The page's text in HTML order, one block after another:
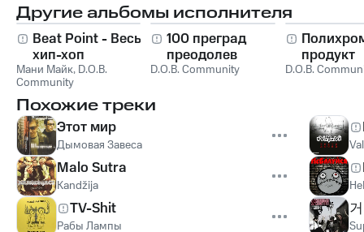
Другие альбомы исполнителя
Beat Point - Весь
хип-хоп
Мани Майк, D.O.B.
Community
100 преград
преодолев
D.O.B. Community
продукт
D.O.B.
Похожие треки
Этот мир
Дымовая Завеса
Malo Sutra
Kandžija
TV-Shit
Рабы Лампы